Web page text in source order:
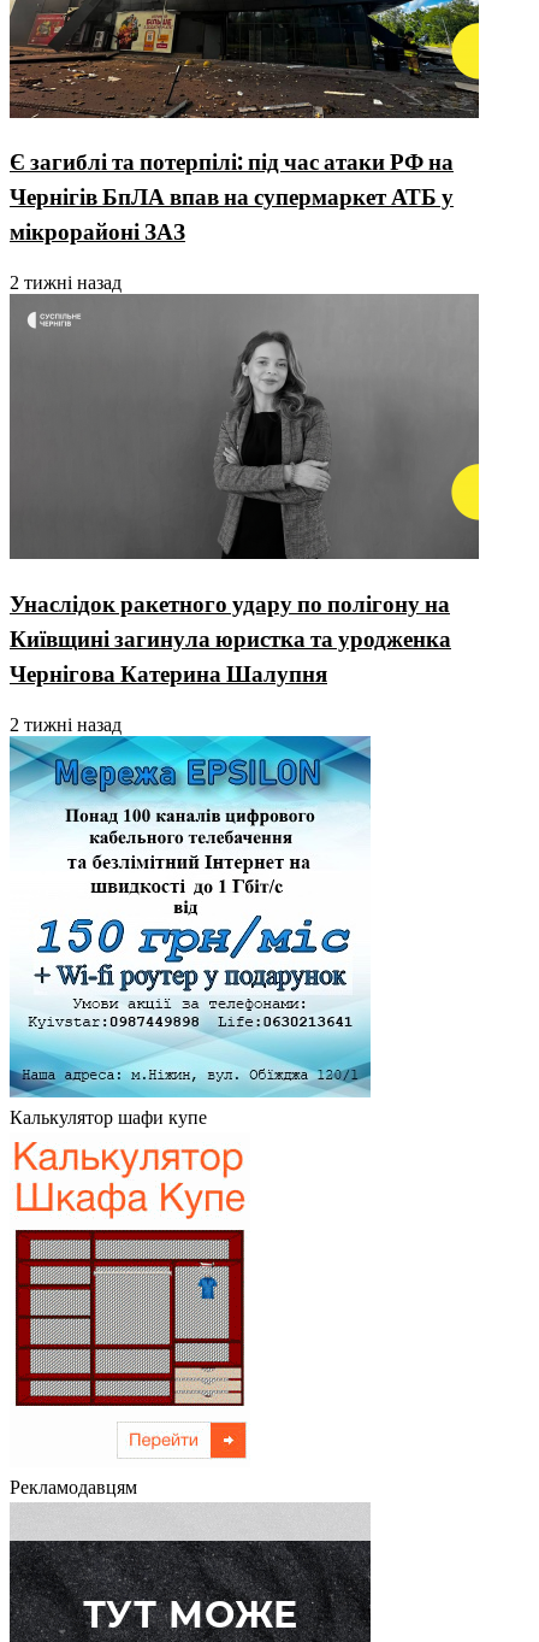
Є загиблі та потерпілі: під час атаки РФ на
Чернігів БпЛА впав на супермаркет АТБ у
мікрорайоні ЗАЗ
2 тижні назад
Унаслідок ракетного удару по полігону на
Київщині загинула юристка та уродженка
Чернігова Катерина Шалупня
2 тижні назад
Калькулятор шафи купе
Рекламодавцям